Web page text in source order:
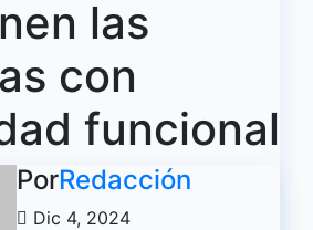
las
con
funcional
PorRedacción
Dic 4, 2024